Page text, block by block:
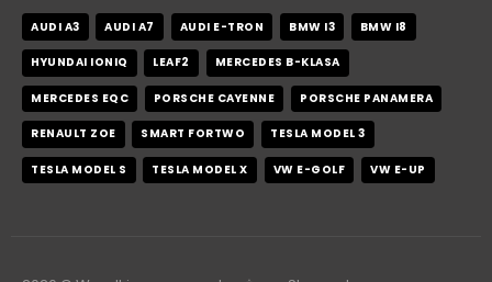
AUDI A3 AUDI A7 AUDI E-TRON BMW I3 BMW I8
HYUNDAI IONIQ LEAF2 MERCEDES B-KLASA
MERCEDES EQC PORSCHE CAYENNE PORSCHE PANAMERA
RENAULT ZOE SMART FORTWO TESLA MODEL 3
TESLA MODEL S TESLA MODEL X VW E-GOLF VW E-UP